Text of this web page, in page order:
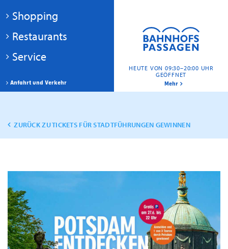
HEUTE VON 09:30–20:00 UHR
GEÖFFNET
Mehr
Anfahrt und Verkehr
Shopping
Restaurants
Service
ZURÜCK ZU TICKETS FÜR STADTFÜHRUNGEN GEWINNEN